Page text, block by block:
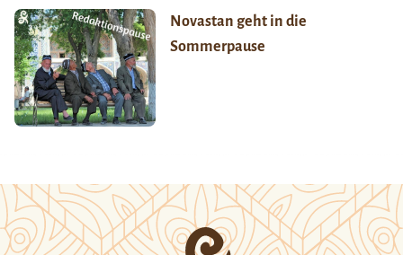
Novastan geht in die
Sommerpause